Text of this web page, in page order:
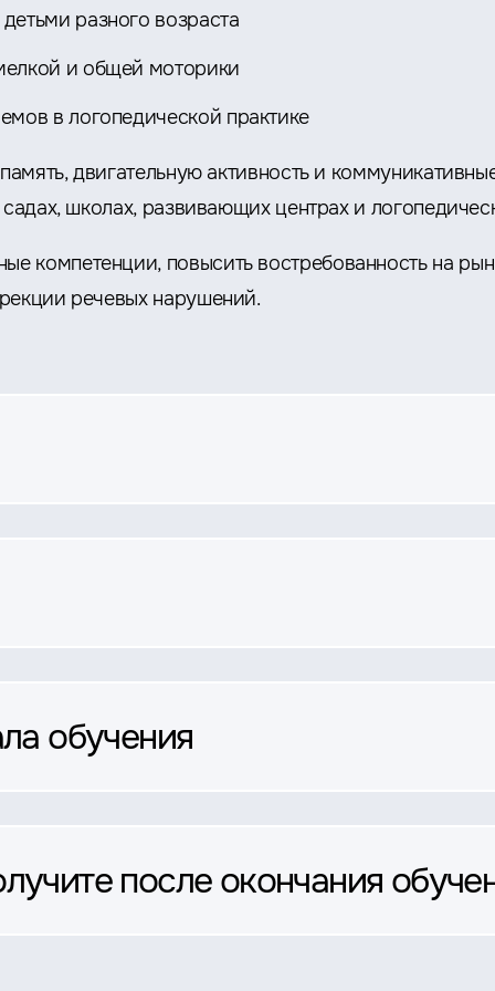
разного возраста
и общей моторики
в логопедической практике
двигательную активность и
школах, развивающих центрах и
повысить востребованность на
речевых нарушений.
обучения
после окончания